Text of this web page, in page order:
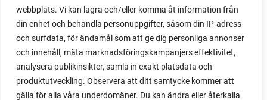
webbplats. Vi kan lagra och/eller komma åt information från
din enhet och behandla personuppgifter, såsom din IP-adress
och surfdata, för ändamål som att ge dig personliga annonser
och innehåll, mäta marknadsföringskampanjers effektivitet,
analysera publikinsikter, samla in exakt platsdata och
produktutveckling. Observera att ditt samtycke kommer att
gälla för alla våra underdomäner. Du kan ändra eller återkalla